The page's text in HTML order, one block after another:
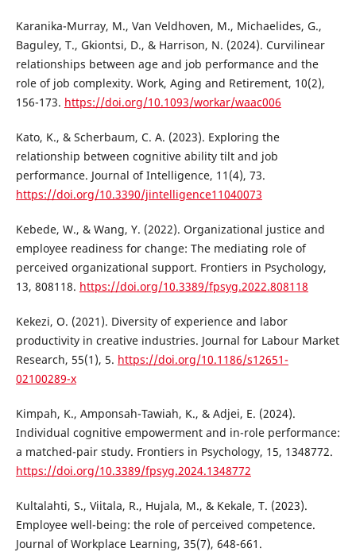
Karanika-Murray, M., Van Veldhoven, M., Michaelides, G.,
Baguley, T., Gkiontsi, D., & Harrison, N. (2024). Curvilinear
relationships between age and job performance and the
role of job complexity. Work, Aging and Retirement, 10(2),
156-173. https://doi.org/10.1093/workar/waac006
Kato, K., & Scherbaum, C. A. (2023). Exploring the
relationship between cognitive ability tilt and job
performance. Journal of Intelligence, 11(4), 73.
https://doi.org/10.3390/jintelligence11040073
Kebede, W., & Wang, Y. (2022). Organizational justice and
employee readiness for change: The mediating role of
perceived organizational support. Frontiers in Psychology,
13, 808118. https://doi.org/10.3389/fpsyg.2022.808118
Kekezi, O. (2021). Diversity of experience and labor
productivity in creative industries. Journal for Labour Market
Research, 55(1), 5. https://doi.org/10.1186/s12651-
02100289-x
Kimpah, K., Amponsah-Tawiah, K., & Adjei, E. (2024).
Individual cognitive empowerment and in-role performance:
a matched-pair study. Frontiers in Psychology, 15, 1348772.
https://doi.org/10.3389/fpsyg.2024.1348772
Kultalahti, S., Viitala, R., Hujala, M., & Kekale, T. (2023).
Employee well-being: the role of perceived competence.
Journal of Workplace Learning, 35(7), 648-661.